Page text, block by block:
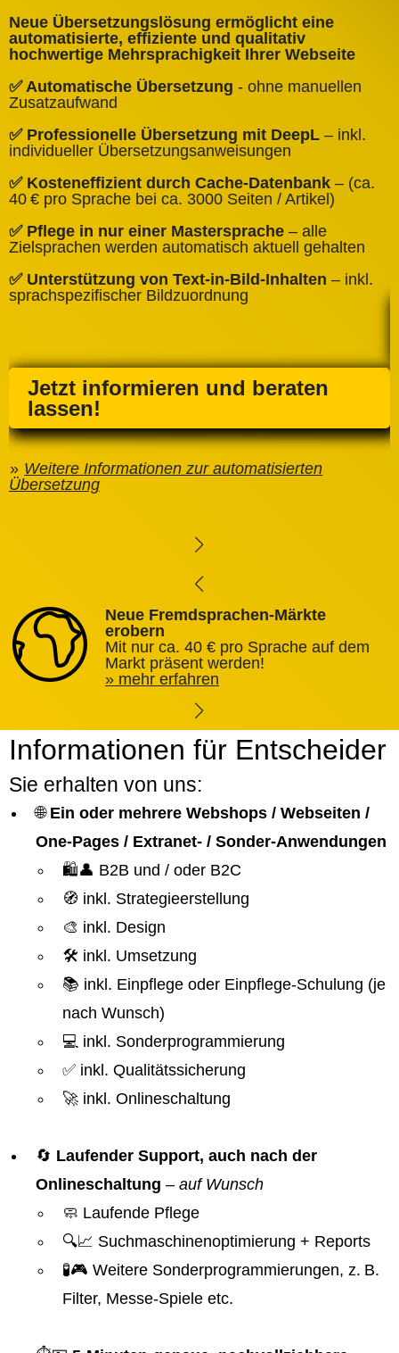
Neue Übersetzungslösung ermöglicht eine
automatisierte, effiziente und qualitativ
hochwertige Mehrsprachigkeit Ihrer Webseite
✅ Automatische Übersetzung - ohne manuellen
Zusatzaufwand
✅ Professionelle Übersetzung mit DeepL – inkl.
individueller Übersetzungsanweisungen
✅ Kosteneffizient durch Cache‑Datenbank – (ca.
40 € pro Sprache bei ca. 3000 Seiten / Artikel)
✅ Pflege in nur einer Mastersprache – alle
Zielsprachen werden automatisch aktuell gehalten
✅ Unterstützung von Text‑in‑Bild‑Inhalten – inkl.
sprachspezifischer Bildzuordnung
Jetzt informieren und beraten
lassen!
Weitere Informationen zur automatisierten
Übersetzung
Neue Fremdsprachen-Märkte
erobern
Mit nur ca. 40 € pro Sprache auf dem
Markt präsent werden!
mehr erfahren
Informationen für Entscheider
Sie erhalten von uns:
🌐 Ein oder mehrere Webshops / Webseiten /
One-Pages / Extranet- / Sonder-Anwendungen
🛍️👤 B2B und / oder B2C
🧭 inkl. Strategieerstellung
🎨 inkl. Design
🛠️ inkl. Umsetzung
📚 inkl. Einpflege oder Einpflege-Schulung (je
nach Wunsch)
💻 inkl. Sonderprogrammierung
✅ inkl. Qualitätssicherung
🚀 inkl. Onlineschaltung
🔄 Laufender Support, auch nach der
Onlineschaltung – auf Wunsch
🧼 Laufende Pflege
🔍📈 Suchmaschinenoptimierung + Reports
🧪🎮 Weitere Sonderprogrammierungen, z. B.
Filter, Messe-Spiele etc.